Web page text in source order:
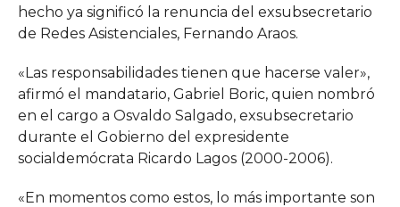
hecho ya significó la renuncia del exsubsecretario
de Redes Asistenciales, Fernando Araos.
«Las responsabilidades tienen que hacerse valer»,
afirmó el mandatario, Gabriel Boric, quien nombró
en el cargo a Osvaldo Salgado, exsubsecretario
durante el Gobierno del expresidente
socialdemócrata Ricardo Lagos (2000-2006).
«En momentos como estos, lo más importante son